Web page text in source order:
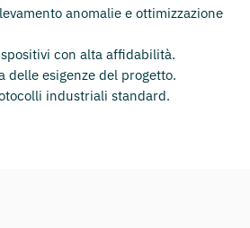
anomalie e ottimizzazione
con alta affidabilità.
delle esigenze del progetto.
industriali standard.